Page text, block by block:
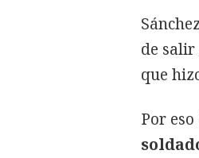
de
que
Por eso